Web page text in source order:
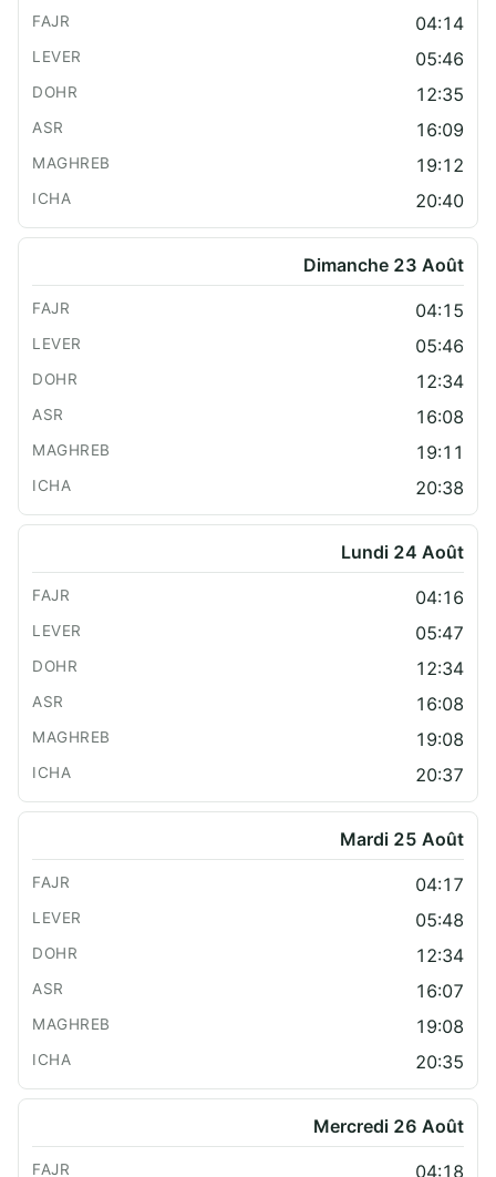
04:14
05:46
12:35
16:09
19:12
20:40
Dimanche 23 Août
04:15
05:46
12:34
16:08
19:11
20:38
Lundi 24 Août
04:16
05:47
12:34
16:08
19:08
20:37
Mardi 25 Août
04:17
05:48
12:34
16:07
19:08
20:35
Mercredi 26 Août
04:18